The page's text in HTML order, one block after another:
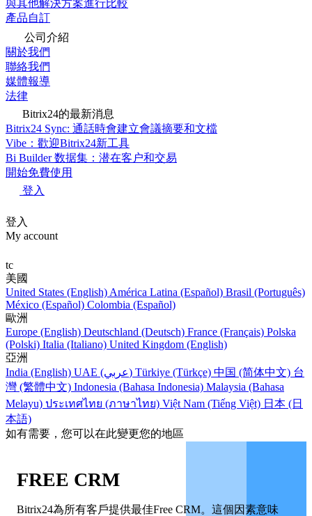
與其他解決方案進行比較
產品自訂
公司介紹
關於我們
聯絡我們
媒體報導
法律
Bitrix24的最新消息
Bitrix24 Sync: 通話時會建立會議摘要和文檔
Vibe：歡迎Bitrix24新工具
Bi Builder 数据集：潜在客户和交易
開始免費使用
登入
登入
My account
tc
美國
United States (English) América Latina (Español) Brasil (Português)
México (Español) Colombia (Español)
歐洲
Europe (English) Deutschland (Deutsch) France (Français) Polska
(Polski) Italia (Italiano) United Kingdom (English)
亞洲
India (English)
UAE (عربي) Türkiye (Türkçe) 中国 (简体中文) 台
灣 (繁體中文) Indonesia (Bahasa Indonesia) Malaysia (Bahasa
Melayu) ประเทศไทย (ภาษาไทย) Việt Nam (Tiếng Việt) 日本 (日
本語)
如有需要，您可以在此變更您的地區
FREE CRM
Bitrix24為所有客戶提供最佳Free CRM。這個因素意味